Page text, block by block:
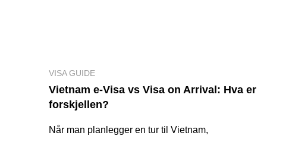
VISA GUIDE
Vietnam e-Visa vs Visa on Arrival: Hva er
forskjellen?
Når man planlegger en tur til Vietnam,